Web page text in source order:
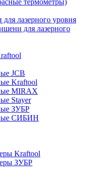
термометры)
лазерного уровня
для лазерного
JCB
Kraftool
MIRAX
Stayer
ЗУБР
СИБИН
Kraftool
ЗУБР